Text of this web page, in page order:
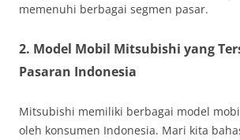
memenuhi berbagai segmen pasar.
2. Model Mobil Mitsubishi yang
Pasaran Indonesia
Mitsubishi memiliki berbagai model
oleh konsumen Indonesia. Mari kita